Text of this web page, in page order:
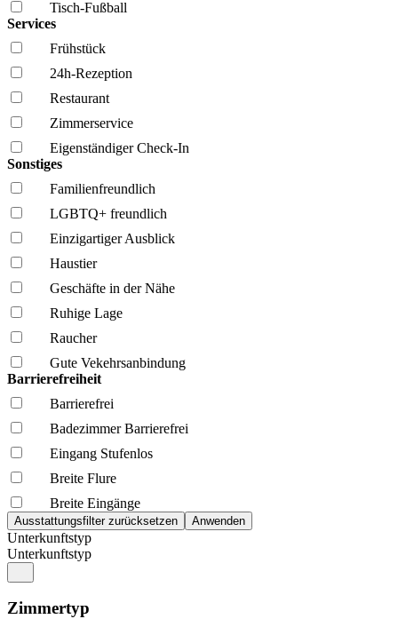
Tisch-Fußball
Services
Frühstück
24h-Rezeption
Restaurant
Zimmerservice
Eigenständiger Check-In
Sonstiges
Familien­freundlich
LGBTQ+ freundlich
Einzigartiger Ausblick
Haustier
Geschäfte in der Nähe
Ruhige Lage
Raucher
Gute Vekehrsanbindung
Barrierefreiheit
Barrierefrei
Badezimmer Barrierefrei
Eingang Stufenlos
Breite Flure
Breite Eingänge
Unterkunftstyp
Unterkunftstyp
Zimmertyp